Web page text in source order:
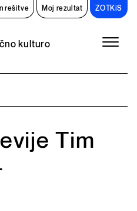
rešitve Moj rezultat ZOTKiS
kulturo
Tim